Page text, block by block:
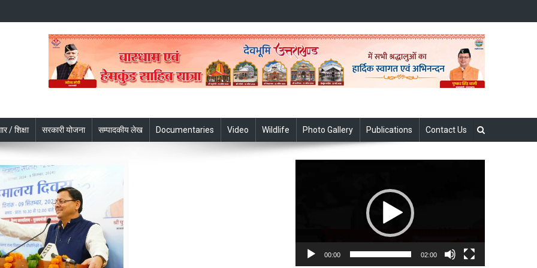
/ शिक्षा सरकारी योजना सम्पादकीय लेख Documentaries Video Wildlife Photo Gallery Publications Contact Us
00:00 02:00